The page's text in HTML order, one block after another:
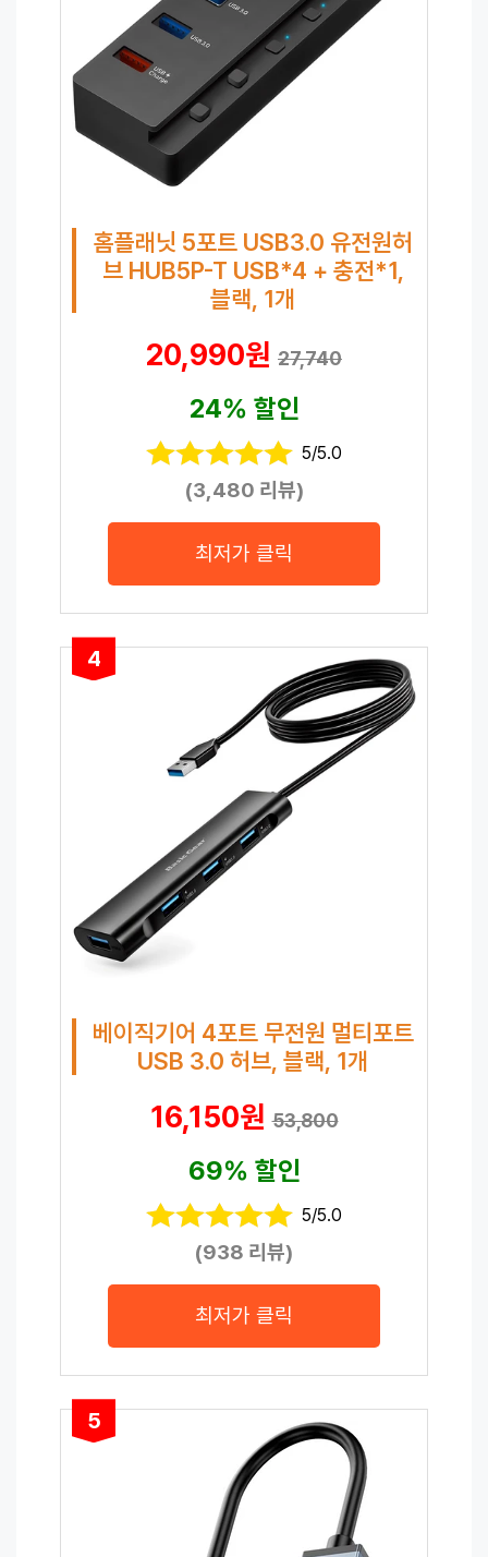
홈플래닛 5포트 USB3.0 유전원허
브 HUB5P-T USB*4 + 충전*1,
블랙, 1개
20,990원 27,740
24% 할인
5/5.0
(3,480 리뷰)
최저가 클릭
4
베이직기어 4포트 무전원 멀티포트
USB 3.0 허브, 블랙, 1개
16,150원53,800
69% 할인
5/5.0
(938 리뷰)
최저가 클릭
5